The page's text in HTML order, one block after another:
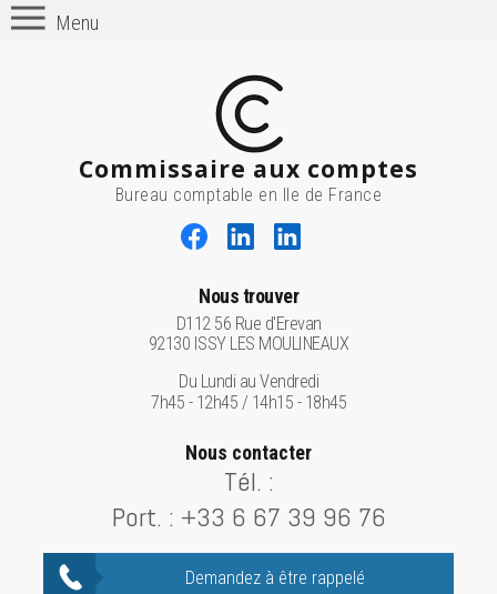
Menu
Commissaire aux comptes
Bureau comptable en Ile de France
Nous trouver
D112 56 Rue d'Erevan
92130 ISSY LES MOULINEAUX
Du Lundi au Vendredi
7h45 - 12h45 / 14h15 - 18h45
Nous contacter
Tél. :
Port. : +33 6 67 39 96 76
Demandez à être rappelé